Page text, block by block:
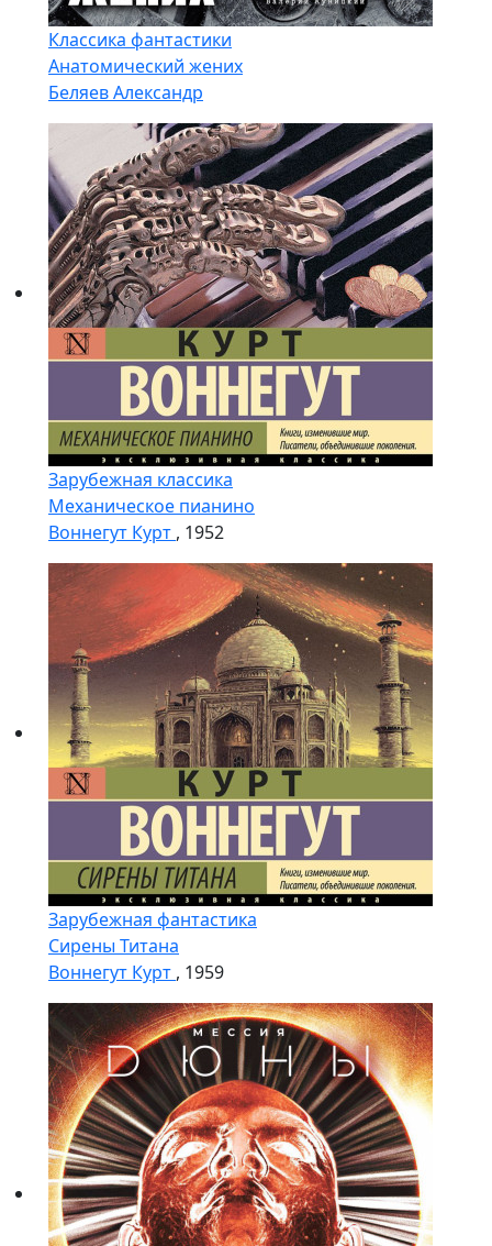
Классика фантастики
Анатомический жених
Беляев Александр
Зарубежная классика
Механическое пианино
Воннегут Курт , 1952
Зарубежная фантастика
Сирены Титана
Воннегут Курт , 1959